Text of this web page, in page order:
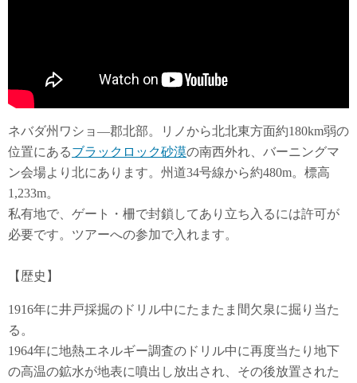
ネバダ州ワショ―郡北部。リノから北北東方面約180km弱の
位置にあるブラックロック砂漠の南西外れ、バーニングマ
ン会場より北にあります。州道34号線から約480m。標高
1,233m。
私有地で、ゲート・柵で封鎖してあり立ち入るには許可が
必要です。ツアーへの参加で入れます。
【歴史】
1916年に井戸採掘のドリル中にたまたま間欠泉に掘り当た
る。
1964年に地熱エネルギー調査のドリル中に再度当たり地下
の高温の鉱水が地表に噴出し放出され、その後放置された